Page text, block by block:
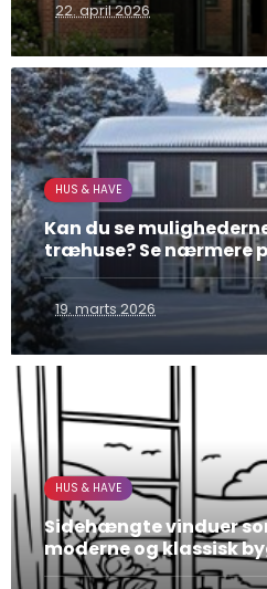
22. april 2026
HUS & HAVE
Kan du se
træhuse? Se nærmere
19. marts 2026
HUS & HAVE
Sidehængte vinduer
moderne og klassisk